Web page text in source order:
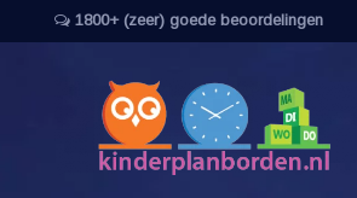
1800+ (zeer) goede beoordelingen